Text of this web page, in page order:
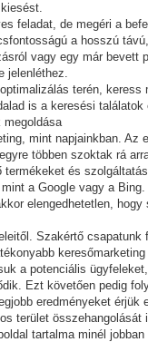
feladat, de megéri a
a hosszú
vagy egy már bevett
jelenléthez.
terén, keress
is a keresési találatok
megoldása
mint napjainkban. Az
többen szoktak rá
és
a Google vagy a
elengedhetetlen,
Szakértő csapatunk
a potenciális
Ezt követően pedig
eredményeket érjük
terület összehangolását
tartalma minél